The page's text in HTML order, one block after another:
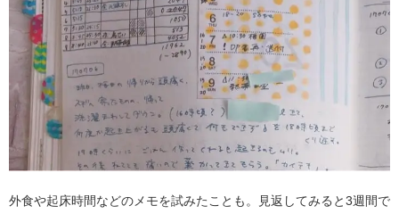
外食や起床時間などのメモを試みたことも。見返してみると3週間で